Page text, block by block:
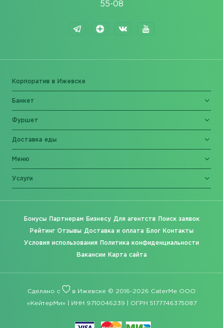
55-08
Корпоратив в Ижевске
Банкет
Фуршет
Доставка еды
Меню
Услуги
Бонусы Партнерам Бизнесу Для агентств Поиск заявок
Рейтинг Отзывы Доставка и оплата Блог Контакты
Условия использования Политика конфиденциальности
Вакансии Карта сайта
Сделано с в Ижевске © 2016-2026 CaterMe ООО
«КейтерМи» | ИНН 9710046239 | ОГРН 5177746375087